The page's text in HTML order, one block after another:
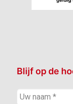
Blijf op de